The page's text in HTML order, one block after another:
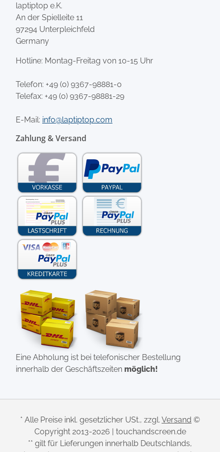
laptiptop e.K.
An der Spielleite 11
97294 Unterpleichfeld
Germany
Hotline: Montag-Freitag von 10-15 Uhr
Telefon: +49 (0) 9367-98881-0
Telefax: +49 (0) 9367-98881-29
E-Mail: info@laptiptop.com
Zahlung & Versand
Eine Abholung ist bei telefonischer Bestellung
innerhalb der Geschäftszeiten möglich!
* Alle Preise inkl. gesetzlicher USt., zzgl. Versand ©
Copyright 2013-2026 | touchandscreen.de
** gilt für Lieferungen innerhalb Deutschlands,